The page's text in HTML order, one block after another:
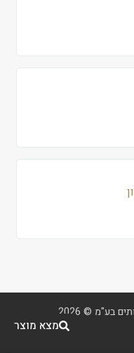
בע"מ © 2026
מצא מוצר